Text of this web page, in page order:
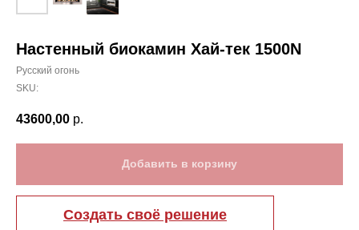
Настенный биокамин Хай-тек 1500N
Русский огонь
SKU:
43600,00 р.
Добавить в корзину
Создать своё решение